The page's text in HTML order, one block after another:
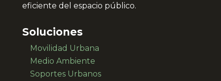
eficiente del espacio público.
Soluciones
Movilidad Urbana
Medio Ambiente
Soportes Urbanos